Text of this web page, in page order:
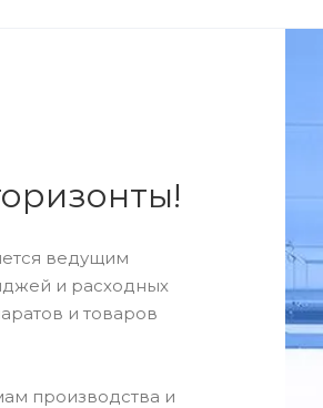
ведущим
и расходных
и товаров
производства и